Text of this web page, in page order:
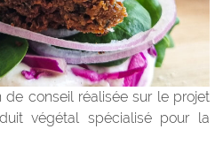
de conseil réalisée sur le projet
végétal spécialisé pour la